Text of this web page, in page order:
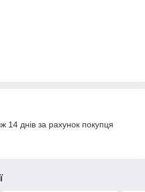
14 днів за рахунок покупця